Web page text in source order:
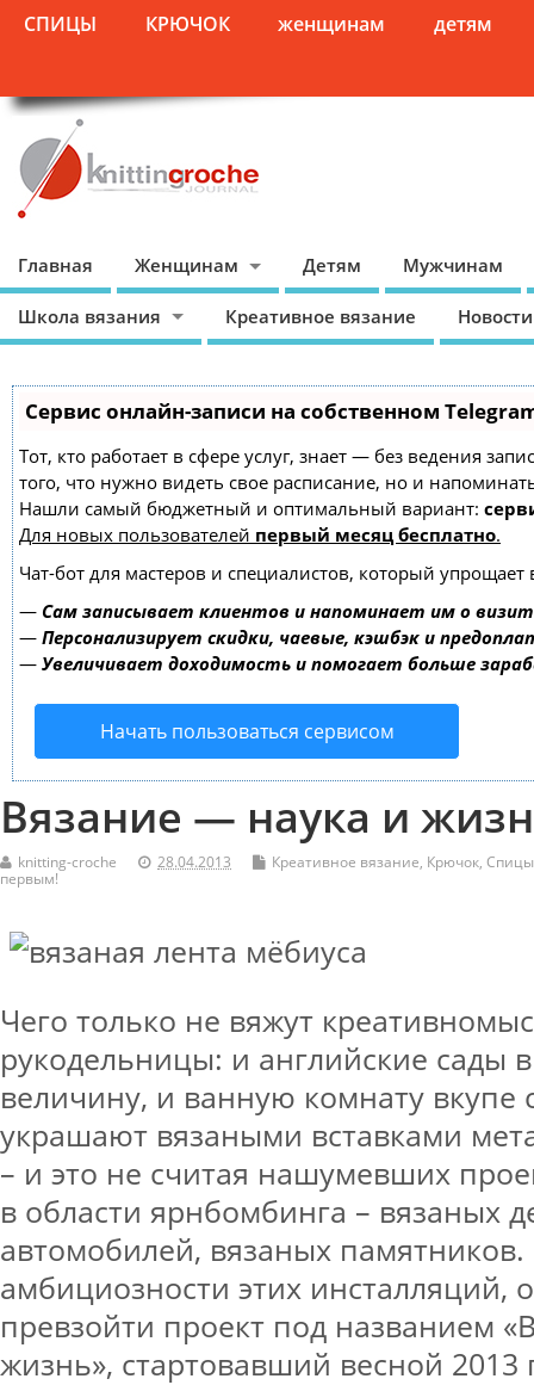
СПИЦЫ КРЮЧОК женщинам детям
Главная Женщинам Детям Мужчинам
Школа вязания Креативное вязание
Сервис онлайн-записи на собственном
Тот, кто работает в сфере услуг, знает — без ведения
того, что нужно видеть свое расписание, но и
Нашли самый бюджетный и оптимальный вариант:
Для новых пользователей первый месяц бесплатно.
Чат-бот для мастеров и специалистов, который упрощает
— Сам записывает клиентов и напоминает им о
— Персонализирует скидки, чаевые, кэшбэк и
— Увеличивает доходимость и помогает больше
Начать пользоваться сервисом
Вязание — наука и
knitting-croche 28.04.2013 Креативное вязание, Крючок, Спицы
первым!
Чего только не вяжут
рукодельницы: и английские сады
величину, и ванную комнату вкупе
украшают вязаными вставками
– и это не считая нашумевших
в области ярнбомбинга – вязаных
автомобилей, вязаных
амбициозности этих инсталляций,
превзойти проект под названием
жизнь», стартовавший весной 2013